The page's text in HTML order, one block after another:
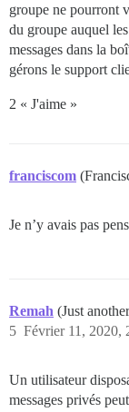
groupe ne pourront
du groupe auquel
messages dans la
gérons le support
2 « J'aime »
franciscom
Je n’y avais pas
Remah (Just
Février 11, 2020,
5
Un utilisateur
messages privés